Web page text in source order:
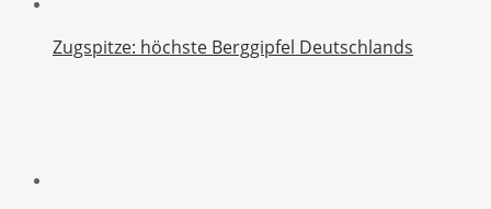
Zugspitze: höchste Berggipfel Deutschlands